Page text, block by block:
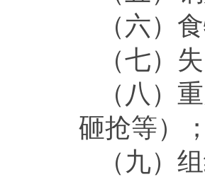
（六）
（七）
（八）
砸抢等）
（九）